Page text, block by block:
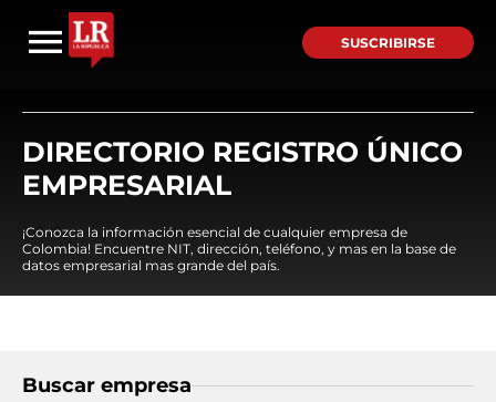
SUSCRIBIRSE
DIRECTORIO REGISTRO ÚNICO
EMPRESARIAL
¡Conozca la información esencial de cualquier empresa de
Colombia! Encuentre NIT, dirección, teléfono, y mas en la base de
datos empresarial mas grande del país.
Buscar empresa